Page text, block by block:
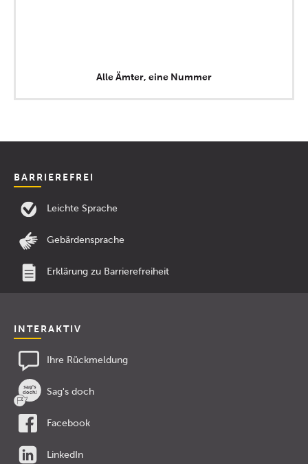
Alle Ämter, eine Nummer
BARRIEREFREI
Leichte Sprache
Gebärdensprache
Erklärung zu Barrierefreiheit
INTERAKTIV
Ihre Rückmeldung
Sag's doch
Facebook
LinkedIn